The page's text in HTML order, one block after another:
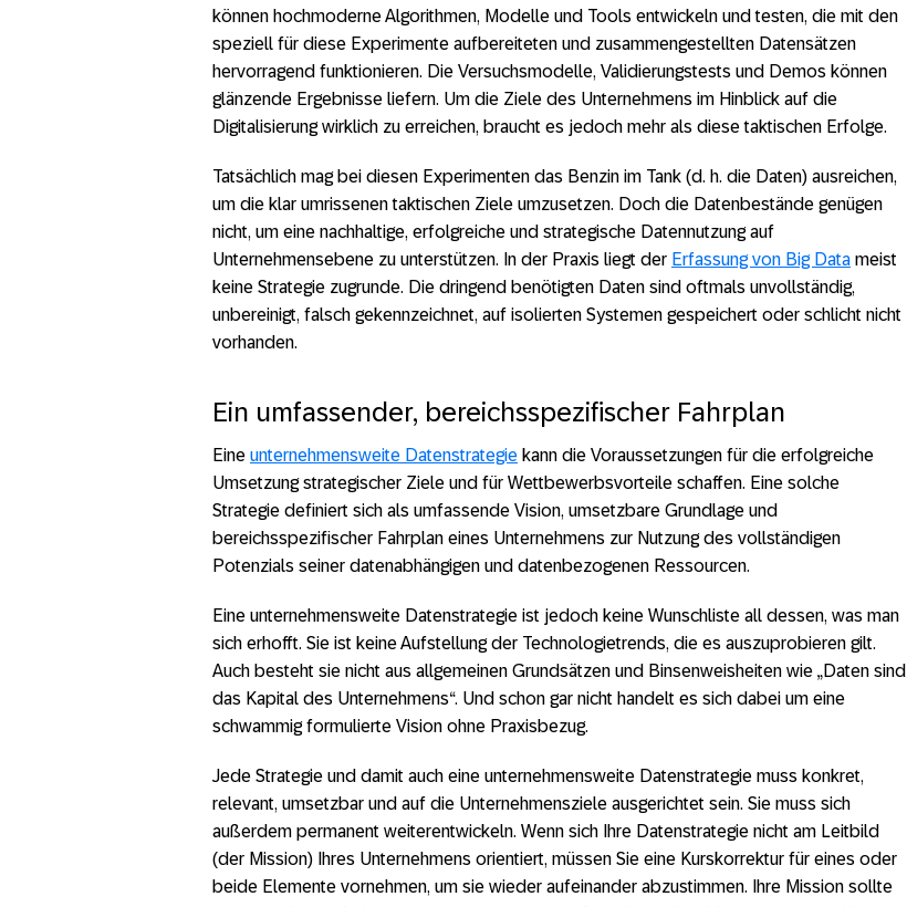
können hochmoderne Algorithmen, Modelle und Tools entwickeln und testen, die mit den
speziell für diese Experimente aufbereiteten und zusammengestellten Datensätzen
hervorragend funktionieren. Die Versuchsmodelle, Validierungstests und Demos können
glänzende Ergebnisse liefern. Um die Ziele des Unternehmens im Hinblick auf die
Digitalisierung wirklich zu erreichen, braucht es jedoch mehr als diese taktischen Erfolge.
Tatsächlich mag bei diesen Experimenten das Benzin im Tank (d. h. die Daten) ausreichen,
um die klar umrissenen taktischen Ziele umzusetzen. Doch die Datenbestände genügen
nicht, um eine nachhaltige, erfolgreiche und strategische Datennutzung auf
Unternehmensebene zu unterstützen. In der Praxis liegt der Erfassung von Big Data meist
keine Strategie zugrunde. Die dringend benötigten Daten sind oftmals unvollständig,
unbereinigt, falsch gekennzeichnet, auf isolierten Systemen gespeichert oder schlicht nicht
vorhanden.
Ein umfassender, bereichsspezifischer Fahrplan
Eine unternehmensweite Datenstrategie kann die Voraussetzungen für die erfolgreiche
Umsetzung strategischer Ziele und für Wettbewerbsvorteile schaffen. Eine solche
Strategie definiert sich als umfassende Vision, umsetzbare Grundlage und
bereichsspezifischer Fahrplan eines Unternehmens zur Nutzung des vollständigen
Potenzials seiner datenabhängigen und datenbezogenen Ressourcen.
Eine unternehmensweite Datenstrategie ist jedoch keine Wunschliste all dessen, was man
sich erhofft. Sie ist keine Aufstellung der Technologietrends, die es auszuprobieren gilt.
Auch besteht sie nicht aus allgemeinen Grundsätzen und Binsenweisheiten wie „Daten sind
das Kapital des Unternehmens“. Und schon gar nicht handelt es sich dabei um eine
schwammig formulierte Vision ohne Praxisbezug.
Jede Strategie und damit auch eine unternehmensweite Datenstrategie muss konkret,
relevant, umsetzbar und auf die Unternehmensziele ausgerichtet sein. Sie muss sich
außerdem permanent weiterentwickeln. Wenn sich Ihre Datenstrategie nicht am Leitbild
(der Mission) Ihres Unternehmens orientiert, müssen Sie eine Kurskorrektur für eines oder
beide Elemente vornehmen, um sie wieder aufeinander abzustimmen. Ihre Mission sollte